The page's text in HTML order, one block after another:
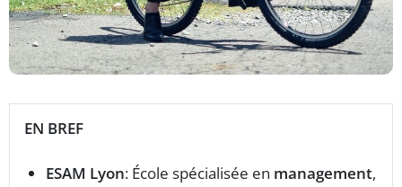
EN BREF
ESAM Lyon: École spécialisée en management,